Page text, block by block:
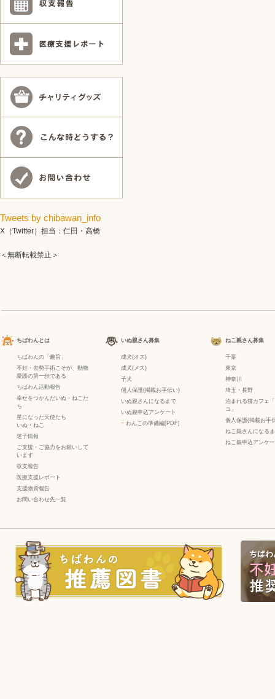
Tweets by chibawan_info
X（Twitter）担当：仁田・高橋
＜無断転載禁止＞
ちばわんとは
ちばわんの「趣旨」
不妊・去勢手術こそが、動物
愛護の第一歩である
ちばわん活動報告
幸せをつかんだいぬ・ねこた
ち
星になった天使たち
いぬ ・ ねこ
迷子情報
ご支援・ご協力をお願いして
います
収支報告
医療支援レポート
支援物資報告
お問い合わせ先一覧
いぬ親さん募集
成犬(オス)
成犬(メス)
子犬
個人保護(掲載お手伝い)
いぬ親さんになるまで
いぬ親申込アンケート
− わんこの準備編[PDF]
ねこ親さん募集
千葉
東京
神奈川
埼玉・長野
泊まれる猫カフェ
コ」
個人保護(掲載お手
ねこ親さんになる
ねこ親申込アンケ